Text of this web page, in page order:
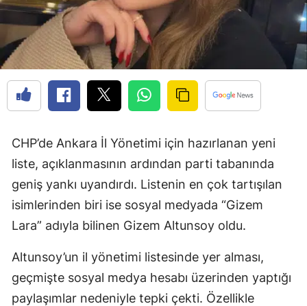
CHP’de Ankara İl Yönetimi için hazırlanan yeni
liste, açıklanmasının ardından parti tabanında
geniş yankı uyandırdı. Listenin en çok tartışılan
isimlerinden biri ise sosyal medyada “Gizem
Lara” adıyla bilinen Gizem Altunsoy oldu.
Altunsoy’un il yönetimi listesinde yer alması,
geçmişte sosyal medya hesabı üzerinden yaptığı
paylaşımlar nedeniyle tepki çekti. Özellikle